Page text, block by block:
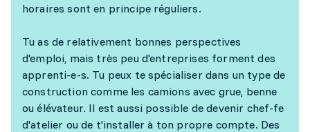
horaires sont en principe réguliers.
Tu as de relativement bonnes perspectives
d'emploi, mais très peu d'entreprises forment des
apprenti-e-s. Tu peux te spécialiser dans un type de
construction comme les camions avec grue, benne
ou élévateur. Il est aussi possible de devenir chef-fe
d'atelier ou de t'installer à ton propre compte. Des